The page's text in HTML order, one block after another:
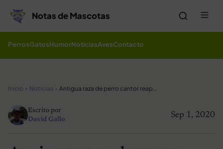
Notas de Mascotas
PerrosGatosHumorNoticiasAvesContacto
Inicio Noticias Antigua raza de perro cantor reaparece en Indonesia después de 50 años
Sep 1, 2020
Escrito por
David Gallo